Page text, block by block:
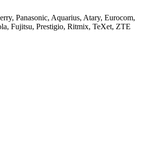
Panasonic, Aquarius, Atary, Eurocom,
Fujitsu, Prestigio, Ritmix, TeXet, ZTE